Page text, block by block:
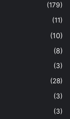
(179)
(11)
(10)
(8)
(3)
(28)
(3)
(3)